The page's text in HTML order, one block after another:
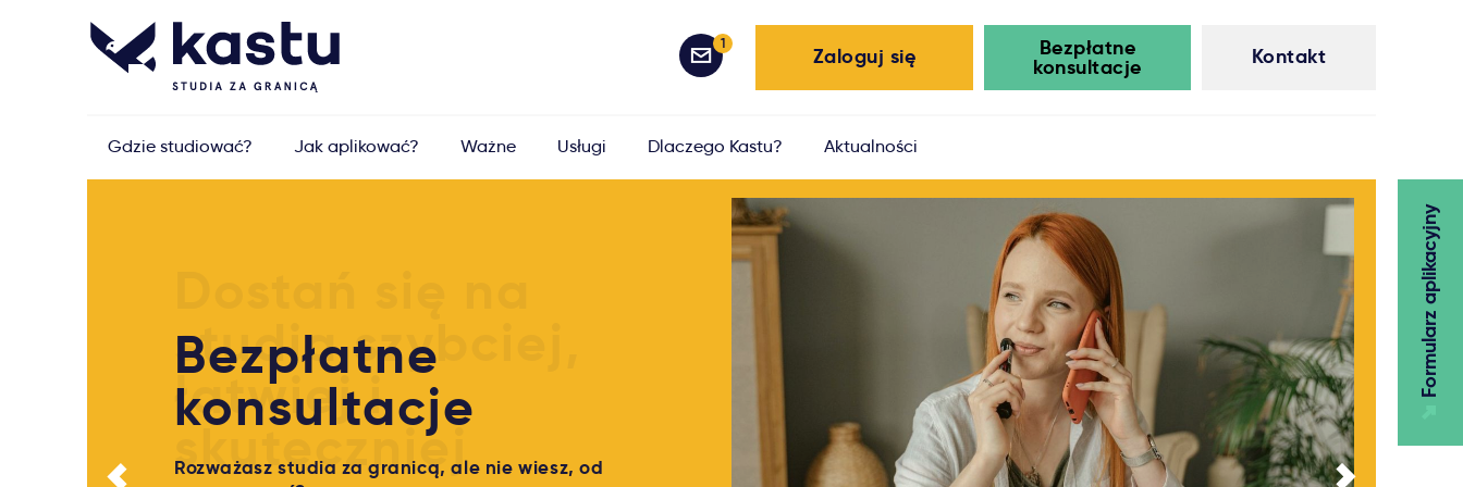
Kontakt
Bezpłatne
konsultacje
Zaloguj się
1
Formularz aplikacyjny
Gdzie studiować? Jak aplikować? Ważne Usługi Dlaczego Kastu? Aktualności
Bezpłatne
konsultacje
Rozważasz studia za granicą, ale nie wiesz, od